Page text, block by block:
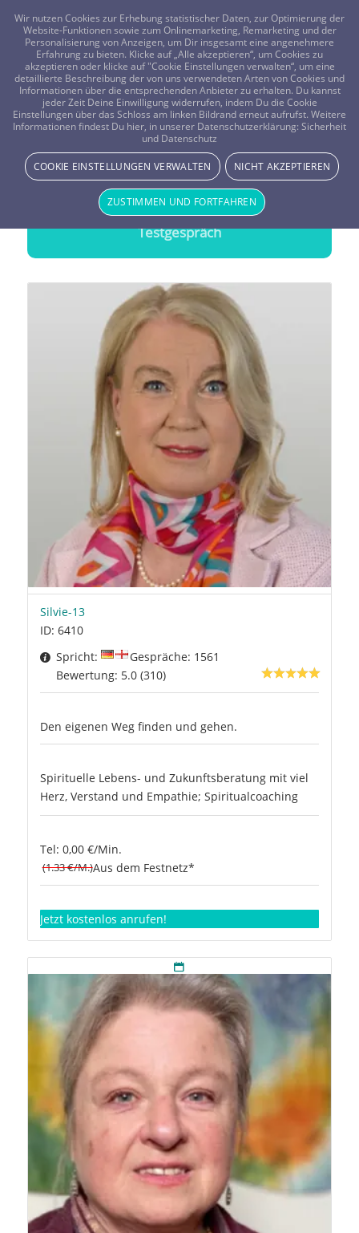
FRAGEN? KOSTENLOS ANRUFEN: 0800-8478266
Alle Vistano Berater
Finden Deinen Vistano Berater in unserer Übersicht
20 Minuten gratis Testen
Wähle einen Berater und starte Dein
Testgespräch
Silvie-13
ID: 6410
Spricht:
Gespräche: 1561
Bewertung: 5.0 (310)
Den eigenen Weg finden und gehen.
Spirituelle Lebens- und Zukunftsberatung mit viel
Herz, Verstand und Empathie; Spiritualcoaching
Tel: 0,00 €/Min.
(1.33 €/M.)Aus dem Festnetz*
Jetzt kostenlos anrufen!
Wir nutzen Cookies zur Erhebung statistischer Daten, zur Optimierung der
Website-Funktionen sowie zum Onlinemarketing, Remarketing und der
Personalisierung von Anzeigen, um Dir insgesamt eine angenehmere
Erfahrung zu bieten. Klicke auf „Alle akzeptieren“, um Cookies zu
akzeptieren oder klicke auf "Cookie Einstellungen verwalten“, um eine
detaillierte Beschreibung der von uns verwendeten Arten von Cookies und
Informationen über die entsprechenden Anbieter zu erhalten. Du kannst
jeder Zeit Deine Einwilligung widerrufen, indem Du die Cookie
Einstellungen über das Schloss am linken Bildrand erneut aufrufst. Weitere
Informationen findest Du hier, in unserer Datenschutzerklärung: Sicherheit
und Datenschutz
COOKIE EINSTELLUNGEN VERWALTEN NICHT AKZEPTIEREN
ZUSTIMMEN UND FORTFAHREN